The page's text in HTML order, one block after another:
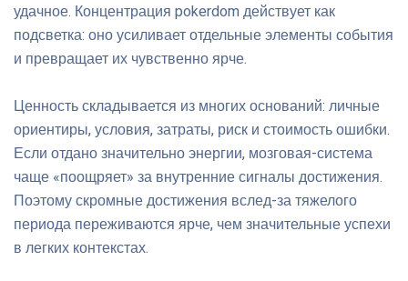
удачное. Концентрация pokerdom действует как
подсветка: оно усиливает отдельные элементы события
и превращает их чувственно ярче.
Ценность складывается из многих оснований: личные
ориентиры, условия, затраты, риск и стоимость ошибки.
Если отдано значительно энергии, мозговая-система
чаще «поощряет» за внутренние сигналы достижения.
Поэтому скромные достижения вслед-за тяжелого
периода переживаются ярче, чем значительные успехи
в легких контекстах.